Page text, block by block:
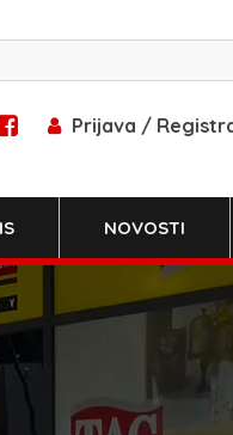
Prijava /
NOVOSTI